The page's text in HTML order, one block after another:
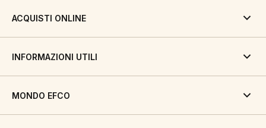
ACQUISTI ONLINE
INFORMAZIONI UTILI
MONDO EFCO